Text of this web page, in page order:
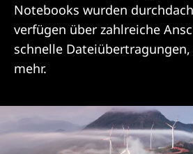
Notebooks wurden
verfügen über zahlreiche
schnelle
mehr.